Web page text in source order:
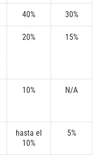
40% 30%
20% 15%
10% N/A
hasta el
10%
5%